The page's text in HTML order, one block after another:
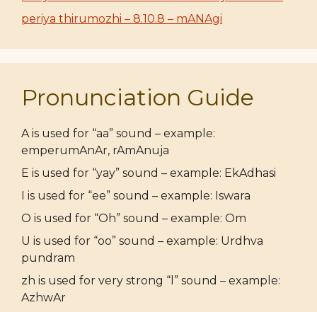
periya thirumozhi – 8.10.8 – mANAgi
Pronunciation Guide
A is used for “aa” sound – example:
emperumAnAr, rAmAnuja
E is used for “yay” sound – example: EkAdhasi
I is used for “ee” sound – example: Iswara
O is used for “Oh” sound – example: Om
U is used for “oo” sound – example: Urdhva
pundram
zh is used for very strong “l” sound – example:
AzhwAr